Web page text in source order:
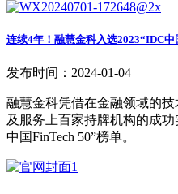
连续4年！融慧金科入选2023“IDC中
发布时间：2024-01-04
融慧金科凭借在金融领域的
及服务上百家持牌机构的成
中国FinTech 50”榜单。